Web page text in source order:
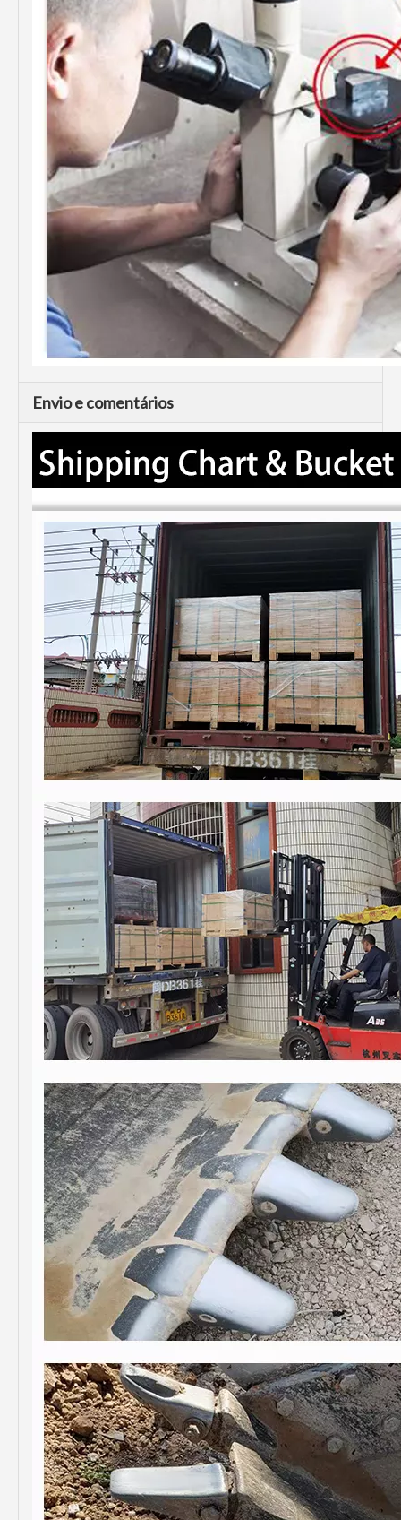
Envio e comentários